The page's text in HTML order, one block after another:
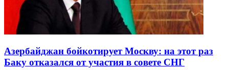
Азербайджан бойкотирует Москву: на этот раз
Баку отказался от участия в совете СНГ